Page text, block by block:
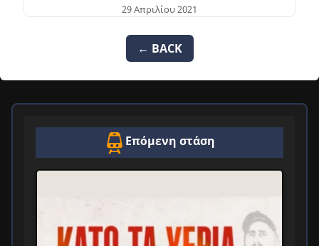
29 Απριλίου 2021
← BACK
Επόμενη στάση